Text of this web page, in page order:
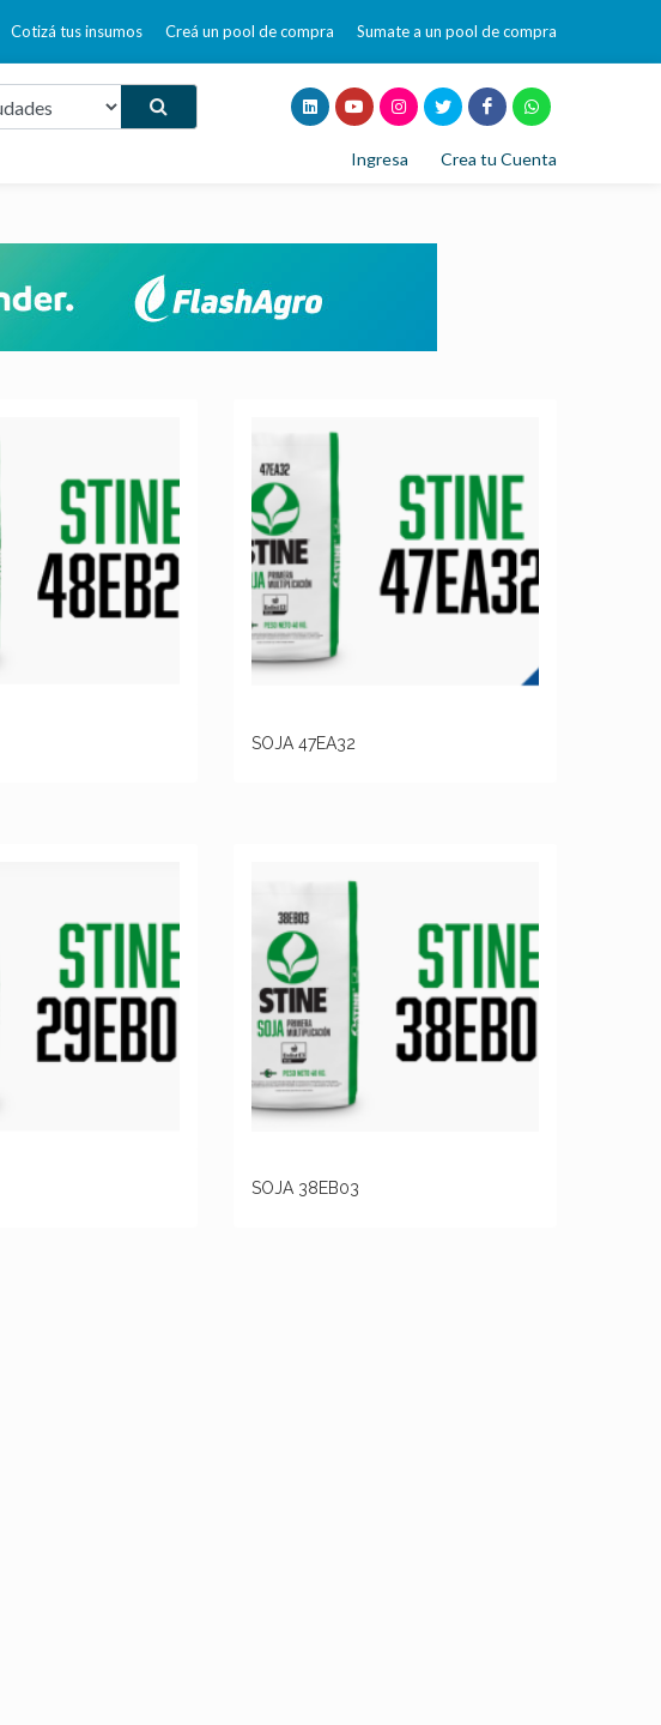
Cotizá tus insumos Creá un pool de compra Sumate a un pool de compra
Ingresa Crea tu Cuenta
SOJA 47EA32
SOJA 38EB03